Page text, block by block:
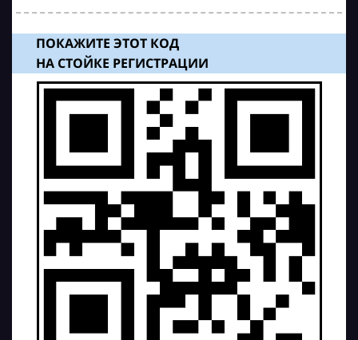
ПОКАЖИТЕ ЭТОТ КОД
НА СТОЙКЕ РЕГИСТРАЦИИ